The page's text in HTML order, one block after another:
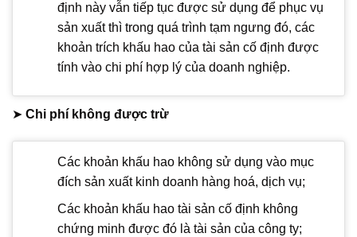
định này vẫn tiếp tục được sử dụng để phục vụ
sản xuất thì trong quá trình tạm ngưng đó, các
khoản trích khấu hao của tài sản cố định được
tính vào chi phí hợp lý của doanh nghiệp.
➤ Chi phí không được trừ
Các khoản khấu hao không sử dụng vào mục
đích sản xuất kinh doanh hàng hoá, dịch vụ;
Các khoản khấu hao tài sản cố định không
chứng minh được đó là tài sản của công ty;